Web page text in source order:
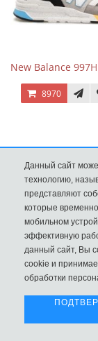
New Balance
8970
Данный сайт
технологию,
представляют
которые
мобильном
эффективную
данный сайт, Вы
cookie и
обработки